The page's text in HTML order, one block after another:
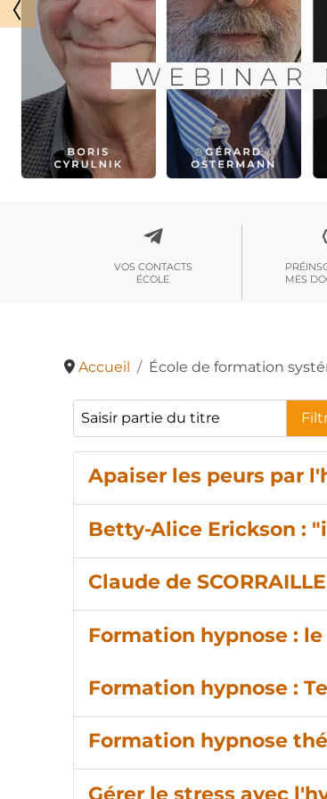
VOS CONTACTS
ÉCOLE
MES
Accueil École de formation
Saisir partie du titre
Apaiser les peurs par
Betty-Alice Erickson :
Claude de SCORRAILLE
Formation hypnose :
Formation hypnose :
Formation hypnose
Gérer le stress avec